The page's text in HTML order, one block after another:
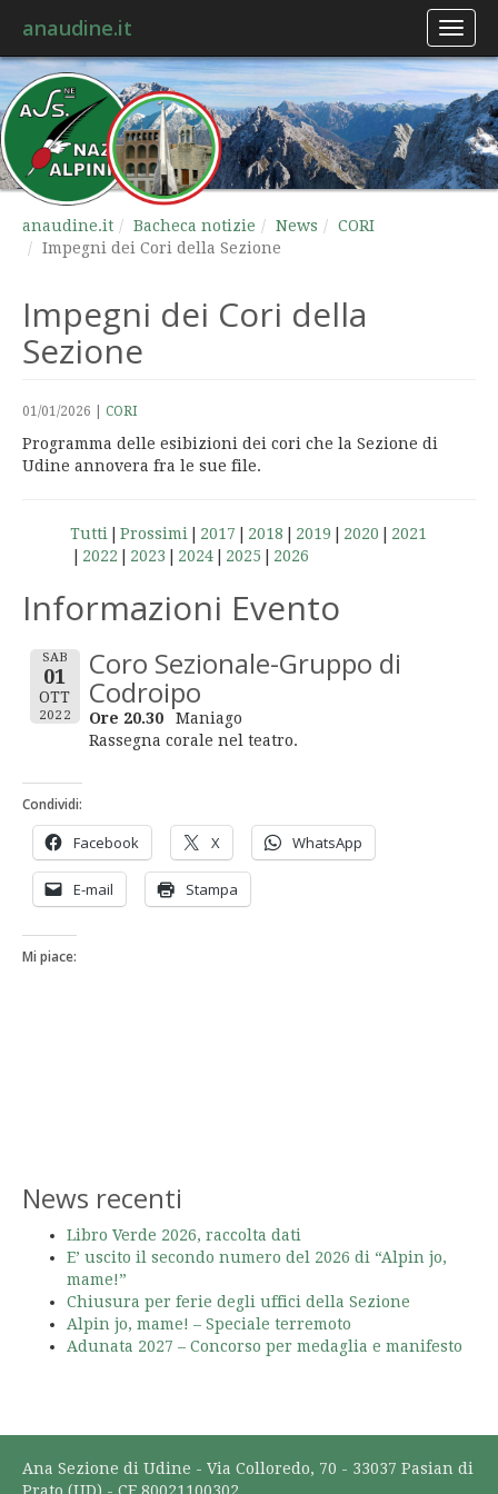
anaudine.it
anaudine.it Bacheca notizie News
CORI
Impegni dei Cori della Sezione
Impegni dei Cori della
Sezione
01/01/2026 CORI
Programma delle esibizioni dei cori che la Sezione di
Udine annovera fra le sue file.
Tutti Prossimi 2017 2018 2019 2020
2021
2022
2023 2024 2025 2026
Informazioni Evento
SAB
01
OTT
2022
Coro Sezionale-Gruppo di
Codroipo
Ore 20.30
Maniago
Rassegna corale nel teatro.
Condividi:
Facebook X WhatsApp
E-mail Stampa
Mi piace:
News recenti
Libro Verde 2026, raccolta dati
E’ uscito il secondo numero del 2026 di “Alpin jo,
mame!”
Chiusura per ferie degli uffici della Sezione
Alpin jo, mame! – Speciale terremoto
Adunata 2027 – Concorso per medaglia e manifesto
Ana Sezione di Udine - Via Colloredo, 70 - 33037 Pasian di